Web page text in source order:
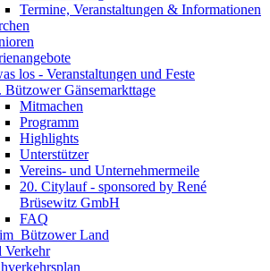
Termine, Veranstaltungen & Informationen
los - Veranstaltungen und Feste
Bützower Gänsemarkttage
Mitmachen
Programm
Highlights
Unterstützer
Vereins- und Unternehmermeile
20. Citylauf - sponsored by René
Brüsewitz GmbH
FAQ
Bützower Land
Verkehr